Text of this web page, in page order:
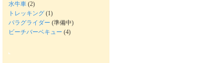
水牛車 (2)
トレッキング (1)
パラグライダー (準備中)
ビーチバーベキュー (4)